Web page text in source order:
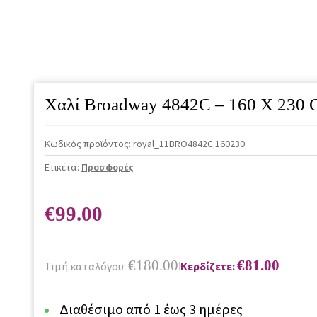
Χαλί Broadway 4842C – 160 X 230
Κωδικός προϊόντος: royal_11BRO4842C.160230
Ετικέτα: Προσφορές
€99.00
Τιμή καταλόγου: €180.00|Κερδίζετε:€81.00
Διαθέσιμο από 1 έως 3 ημέρες